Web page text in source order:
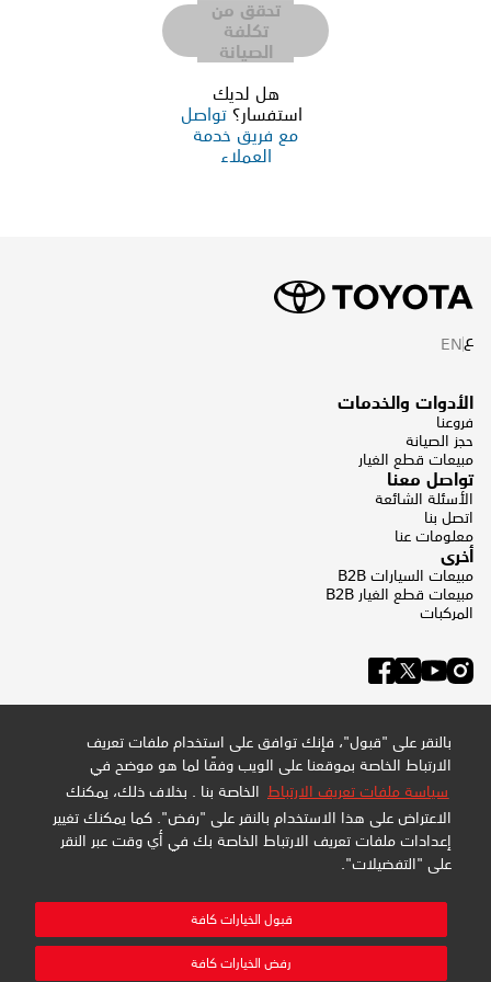
بالنقر على "قبول"، فإنك توافق على استخدام ملفات تعريف
الارتباط الخاصة بموقعنا على الويب وفقًا لما هو موضح في
سياسة ملفات تعريف الارتباط الخاصة بنا . بخلاف ذلك، يمكنك
الاعتراض على هذا الاستخدام بالنقر على "رفض". كما يمكنك تغيير
إعدادات ملفات تعريف الارتباط الخاصة بك في أي وقت عبر النقر
على "التفضيلات".
قبول الخيارات كافة
رفض الخيارات كافة
تحقق من
تكلفة
الصيانة
هل لديك
استفسار؟ تواصل
مع فريق خدمة
العملاء
عEN
الأدوات والخدمات
فروعنا
حجز الصيانة
مبيعات قطع الغيار
تواصل معنا
الأسئلة الشائعة
اتصل بنا
معلومات عنا
أخرى
مبيعات السيارات B2B
مبيعات قطع الغيار B2B
المركبات
سياسة الخصوصية وملفات تعريف الارتباط
إدارة التفضيلات
شركة عبداللطيف جميل للبيع بالتجزئة المحدودة - سجل تجاري: